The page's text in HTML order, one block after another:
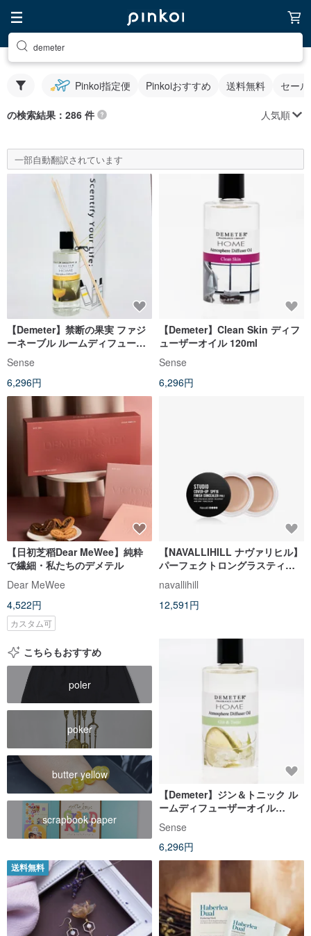
demeter
Pinkoi指定便 Pinkoiおすすめ 送料無料 セー
の検索結果：286 件 人気順
一部自動翻訳されています
【Demeter】禁断の果実 ファジ
ーネーブル ルームディフューザ
ーオイル 120ml
Sense
6,296円
【Demeter】Clean Skin ディフ
ューザーオイル 120ml
Sense
6,296円
【日初芝稻Dear MeWee】純粋
で繊細・私たちのデメテル
Dear MeWee
4,522円
カスタム可
【NAVALLIHILL ナヴァリヒル】
パーフェクトロングラスティン
グコンシーラーファンデーショ
ン【プロフェッショナル版】【3
個セット】
navallihill
12,591円
こちらもおすすめ
poler
poker
butter yellow
scrapbook paper
【Demeter】ジン＆トニック ル
ームディフューザーオイル
120ml
Sense
6,296円
送料無料